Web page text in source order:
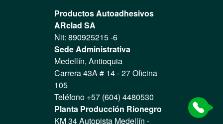
Productos Autoadhesivos
ARclad SA
Nit: 890925215 -6
Sede Administrativa
Medellín, Antioquia
Carrera 43A # 14 - 27 Oficina
105
Teléfono +57 (604) 4480530
Planta Producción Rionegro
KM 34 Autopista Medellín -